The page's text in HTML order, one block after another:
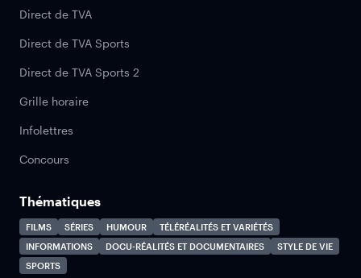
Direct de TVA
Direct de TVA Sports
Direct de TVA Sports 2
Grille horaire
Infolettres
Concours
Thématiques
FILMS SÉRIES HUMOUR
TÉLÉRÉALITÉS ET VARIÉTÉS
INFORMATIONS
DOCU-RÉALITÉS ET DOCUMENTAIRES
STYLE DE VIE
SPORTS